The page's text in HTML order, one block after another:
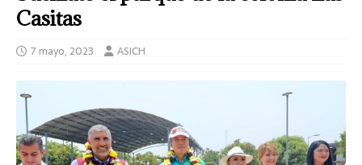
Casitas
7 mayo, 2023 ASICH